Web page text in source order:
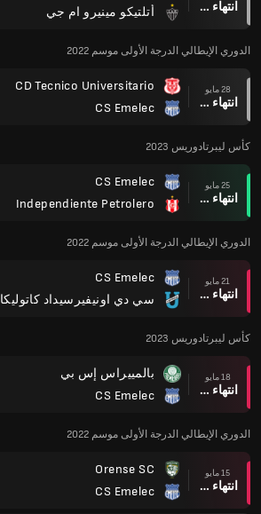
انتهاء وقت المباراة
أتلتيكو مينيرو ام جي
الدوري الإيطالي الدرجة الأولى موسم 2022
28 مايو
انتهاء وقت المباراة
CD Tecnico Universitario
CS Emelec
كأس ليبرتادوريس 2023
25 مايو
انتهاء وقت المباراة
CS Emelec
Independiente Petrolero
الدوري الإيطالي الدرجة الأولى موسم 2022
21 مايو
انتهاء وقت المباراة
CS Emelec
سي دي اونيفيرسيداد كاتوليكا
كأس ليبرتادوريس 2023
18 مايو
انتهاء وقت المباراة
بالمييراس إس بي
CS Emelec
الدوري الإيطالي الدرجة الأولى موسم 2022
15 مايو
انتهاء وقت المباراة
Orense SC
CS Emelec